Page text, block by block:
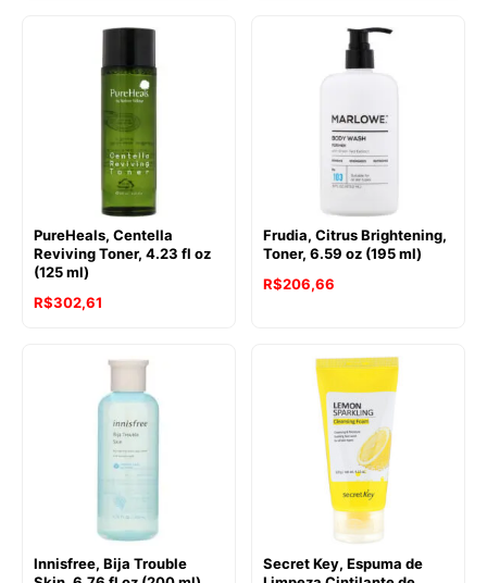
PureHeals, Centella
Reviving Toner, 4.23 fl oz
(125 ml)
R$302,61
Frudia, Citrus Brightening,
Toner, 6.59 oz (195 ml)
R$206,66
Innisfree, Bija Trouble
Secret Key, Espuma de